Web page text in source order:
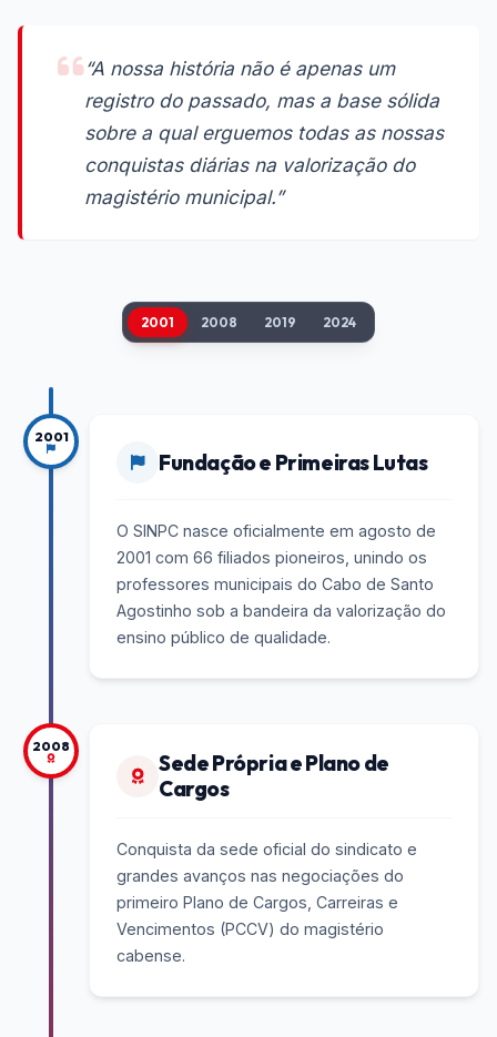
“A nossa história não é apenas um
registro do passado, mas a base sólida
sobre a qual erguemos todas as nossas
conquistas diárias na valorização do
magistério municipal.”
2001 2008 2019 2024
Fundação e Primeiras Lutas
O SINPC nasce oficialmente em agosto de
2001 com 66 filiados pioneiros, unindo os
professores municipais do Cabo de Santo
Agostinho sob a bandeira da valorização do
ensino público de qualidade.
2001
Sede Própria e Plano de
Cargos
Conquista da sede oficial do sindicato e
grandes avanços nas negociações do
primeiro Plano de Cargos, Carreiras e
Vencimentos (PCCV) do magistério
cabense.
2008